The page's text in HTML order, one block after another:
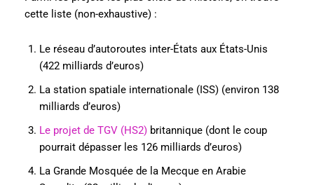
cette liste (non-exhaustive) :
Le réseau d’autoroutes inter-États aux États-Unis
(422 milliards d’euros)
La station spatiale internationale (ISS) (environ 138
milliards d’euros)
Le projet de TGV (HS2) britannique (dont le coup
pourrait dépasser les 126 milliards d’euros)
La Grande Mosquée de la Mecque en Arabie